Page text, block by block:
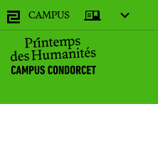
CAMPUS